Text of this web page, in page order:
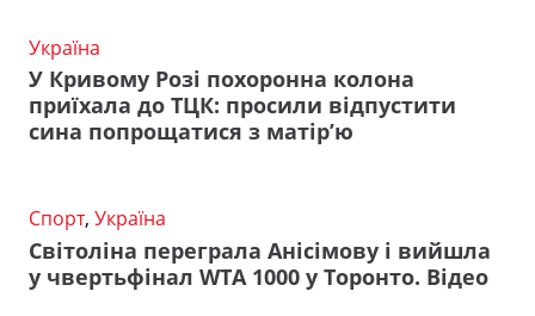
Україна
У Кривому Розі похоронна колона
приїхала до ТЦК: просили відпустити
сина попрощатися з матір’ю
Спорт, Україна
Світоліна переграла Анісімову і вийшла
у чвертьфінал WTA 1000 у Торонто. Відео